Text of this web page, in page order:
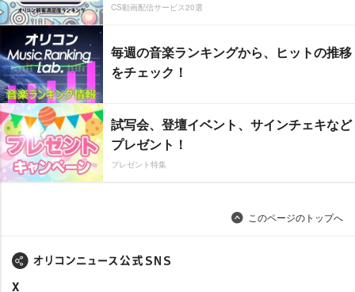
CS動画配信サービス20選
毎週の音楽ランキングから、ヒットの推移
をチェック！
試写会、登壇イベント、サインチェキなど
プレゼント！
プレゼント特集
このページのトップへ
X